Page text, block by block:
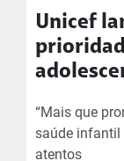
Unicef
“Mais que
saúde infantil
atentos